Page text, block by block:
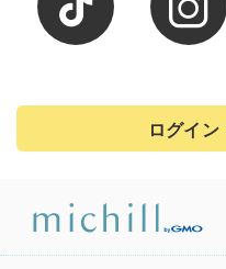
ログイ